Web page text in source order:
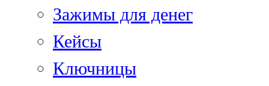
Зажимы для денег
Кейсы
Ключницы